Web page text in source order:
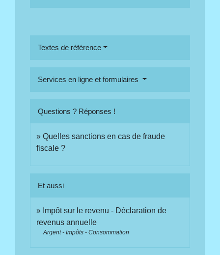
Textes de référence
Services en ligne et formulaires
Questions ? Réponses !
Quelles sanctions en cas de fraude
fiscale ?
Et aussi
Impôt sur le revenu - Déclaration de
revenus annuelle
Argent - Impôts - Consommation